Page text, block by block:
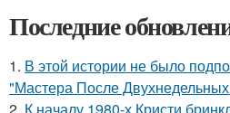
Последние
1. В этой истории не было
"Мастера После